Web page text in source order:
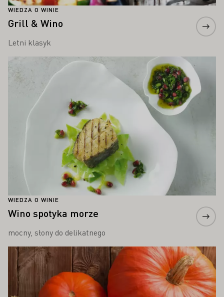
WIEDZA O WINIE
Grill & Wino
Letni klasyk
WIEDZA O WINIE
Wino spotyka morze
mocny, słony do delikatnego
Proszę dowiedzieć się więcej
Proszę dowiedzieć się więcej